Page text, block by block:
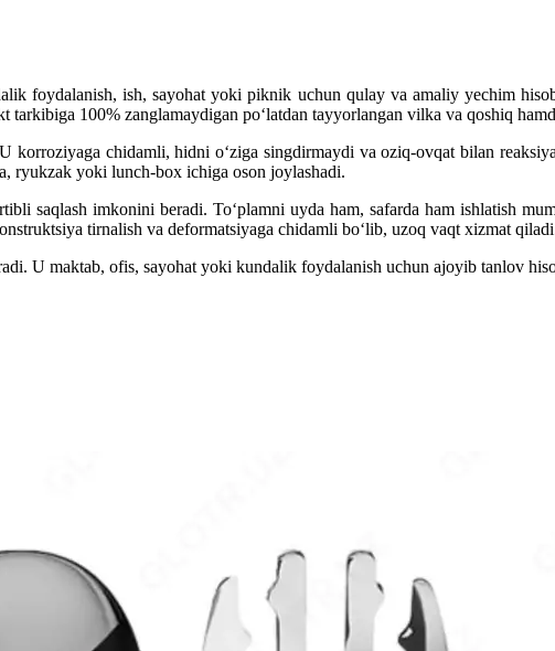
foydalanish, ish, sayohat yoki piknik uchun qulay va amaliy yechim
100% zanglamaydigan po‘latdan tayyorlangan vilka va qoshiq
chidamli, hidni o‘ziga singdirmaydi va oziq-ovqat bilan
ryukzak yoki lunch-box ichiga oson joylashadi.
saqlash imkonini beradi. To‘plamni uyda ham, safarda ham ishlatish
tirnalish va deformatsiyaga chidamli bo‘lib, uzoq vaqt xizmat
U maktab, ofis, sayohat yoki kundalik foydalanish uchun ajoyib tanlov